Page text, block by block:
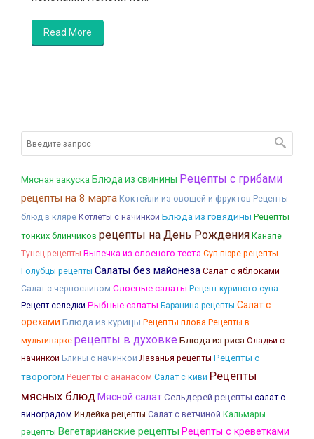
Read More
Мясная закуска Блюда из свинины Рецепты с грибами
рецепты на 8 марта Коктейли из овощей и фруктов Рецепты
блюд в кляре Котлеты с начинкой Блюда из говядины Рецепты
тонких блинчиков рецепты на День Рождения Канапе
Тунец рецепты Выпечка из слоеного теста Суп пюре рецепты
Голубцы рецепты Салаты без майонеза Салат с яблоками
Салат с черносливом Слоеные салаты Рецепт куриного супа
Рецепт селедки Рыбные салаты Баранина рецепты Салат с
орехами Блюда из курицы Рецепты плова Рецепты в
мультиварке рецепты в духовке Блюда из риса Оладьи с
начинкой Блины с начинкой Лазанья рецепты Рецепты с
творогом Рецепты с ананасом Салат с киви Рецепты
мясных блюд Мясной салат Сельдерей рецепты салат с
виноградом Индейка рецепты Салат с ветчиной Кальмары
рецепты Вегетарианские рецепты Рецепты с креветками